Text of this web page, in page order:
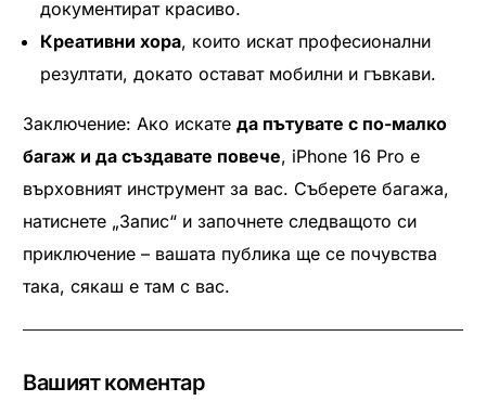
документират красиво.
Креативни хора, които искат професионални
резултати, докато остават мобилни и гъвкави.
Заключение: Ако искатеда пътувате с по-малко
багаж и да създавате повече, iPhone 16 Pro е
върховният инструмент за вас. Съберете багажа,
натиснете „Запис“ и започнете следващото си
приключение – вашата публика ще се почувства
така, сякаш е там с вас.
Вашият коментар